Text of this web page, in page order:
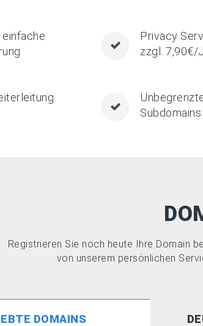
einfache
Privacy
zzgl. 7,90€/
Subdomains
Registrieren Sie noch heute Ihre Domain
von unserem persönlichen
DOMAINS